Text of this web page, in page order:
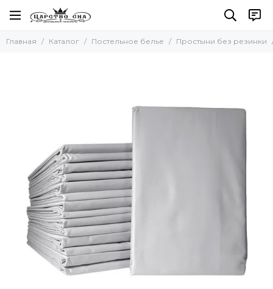
Постельное белье
Пододеяльники
Наволочки
Комплект простыня и наволочки
Детское постельное белье
Главная Каталог Постельное белье Простыни без резинки